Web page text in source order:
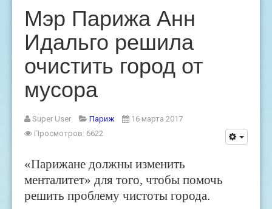
Мэр Парижа Анн
Идальго решила
очистить город от
мусора
Super User Париж
16 марта 2017
Просмотров: 6622
«Парижане должны изменить
менталитет» для того, чтобы помочь
решить проблему чистоты города.